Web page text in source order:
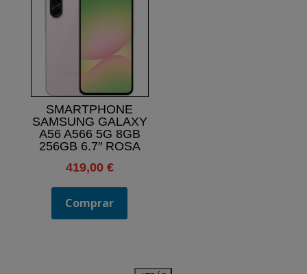
SMARTPHONE
SAMSUNG GALAXY
A56 A566 5G 8GB
256GB 6.7″ ROSA
419,00 €
Comprar